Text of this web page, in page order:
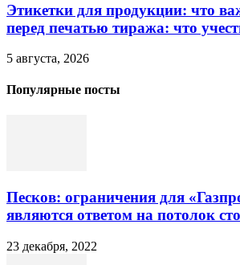
Этикетки для продукции: что
перед печатью тиража: что
5 августа, 2026
Популярные посты
Песков: ограничения для
являются ответом на потолок
23 декабря, 2022